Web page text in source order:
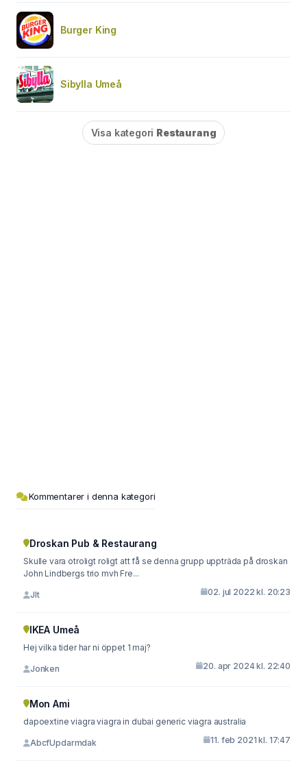
Burger King
Sibylla Umeå
Visa kategori Restaurang
Kommentarer i denna kategori
Droskan Pub & Restaurang
Skulle vara otroligt roligt att få se denna grupp uppträda på droskan
John Lindbergs trio mvh Fre...
Jlt 02. jul 2022 kl. 20:23
IKEA Umeå
Hej vilka tider har ni öppet 1 maj?
Jonken 20. apr 2024 kl. 22:40
Mon Ami
dapoextine viagra viagra in dubai generic viagra australia
AbcfUpdarmdak 11. feb 2021 kl. 17:47